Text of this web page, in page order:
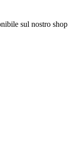
sul nostro shop